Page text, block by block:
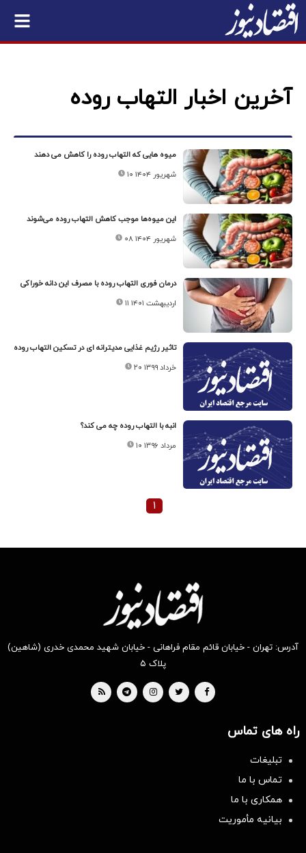
آخرین اخبار التهاب روده
میوه هایی که التهاب روده را کاهش می دهند
۱۰ شهریور ۱۴۰۴
این میوه‌ها موجب کاهش التهاب روده می‌شوند
۰۸ شهریور ۱۴۰۴
درمان فوری التهاب روده با مصرف این دانه خوراکی
۱۱ اردیبهشت ۱۴۰۱
تاثیر رژیم غذایی مدیترانه ای در تسکین التهاب روده
۲۰ خرداد ۱۳۹۹
انبه با التهاب روده چه می کند؟
۱۰ مرداد ۱۳۹۶
۱
آدرس: تهران - خیابان قائم مقام فراهانی - خیابان شهید محمدی خدری (شاهین)
پلاک ۵
راه های تماس
تبلیغات
تماس با ما
همکاری با ما
بیانیه مأموریت